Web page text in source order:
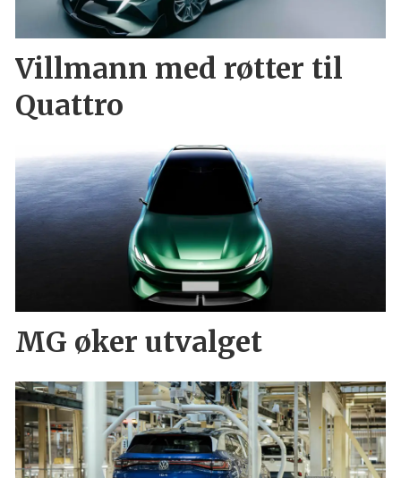
Villmann med røtter til
Quattro
MG øker utvalget